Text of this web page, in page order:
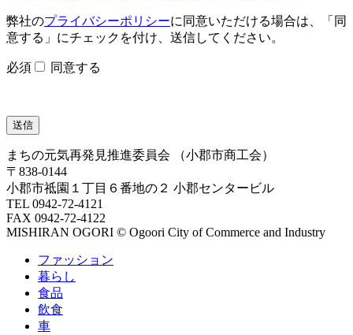
弊社のプライバシーポリシーに同意いただける場合は、「同
意する」にチェックを付け、送信してください。
必須 同意する
まちの元気再発見推進委員会
（小郡市商工会）
〒838-0144
小郡市祗園１丁目６番地の２ 小郡センタービル
TEL 0942-72-4121
FAX 0942-72-4122
MISHIRAN OGORI © Ogoori City of Commerce and Industry
ファッション
暮らし
食品
飲食
車